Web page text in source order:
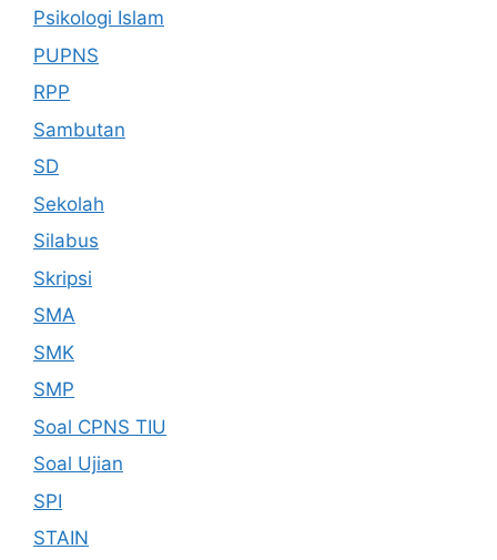
Psikologi Islam
PUPNS
RPP
Sambutan
SD
Sekolah
Silabus
Skripsi
SMA
SMK
SMP
Soal CPNS TIU
Soal Ujian
SPI
STAIN